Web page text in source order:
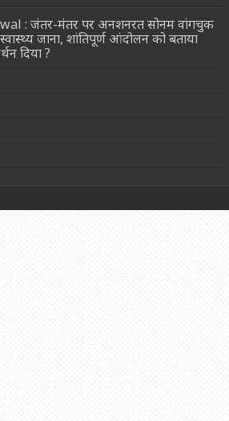
: जंतर-मंतर पर अनशनरत सोनम वांगचुक
जाना, शांतिपूर्ण आंदोलन को बताया
दिया ?